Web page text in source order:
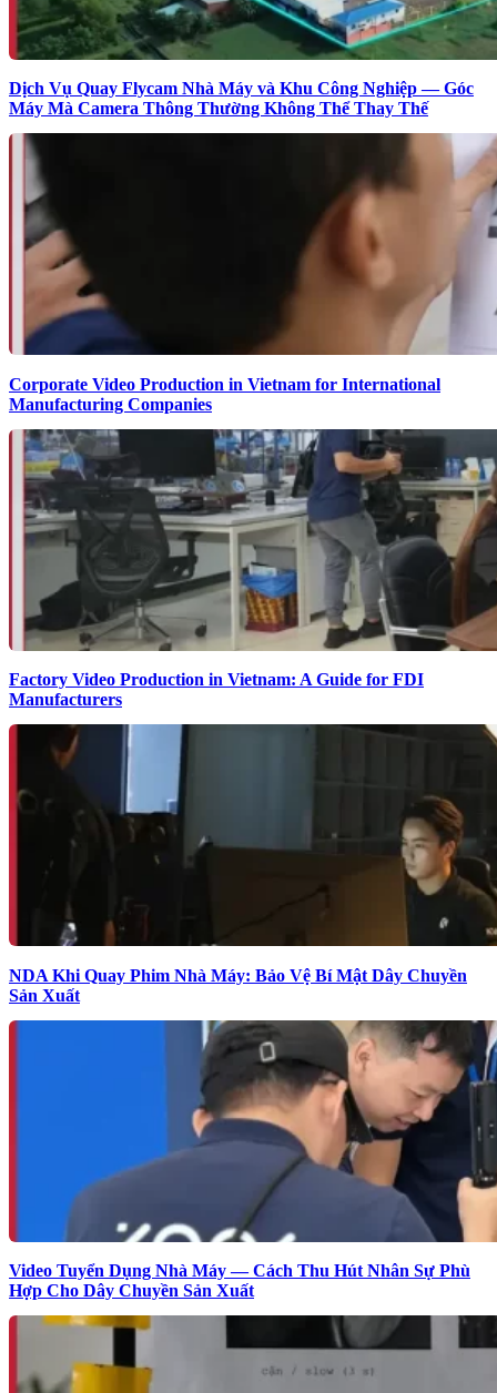
Dịch Vụ Quay Flycam Nhà Máy và Khu Công Nghiệp — Góc
Máy Mà Camera Thông Thường Không Thể Thay Thế
Corporate Video Production in Vietnam for International
Manufacturing Companies
Factory Video Production in Vietnam: A Guide for FDI
Manufacturers
NDA Khi Quay Phim Nhà Máy: Bảo Vệ Bí Mật Dây Chuyền
Sản Xuất
Video Tuyển Dụng Nhà Máy — Cách Thu Hút Nhân Sự Phù
Hợp Cho Dây Chuyền Sản Xuất